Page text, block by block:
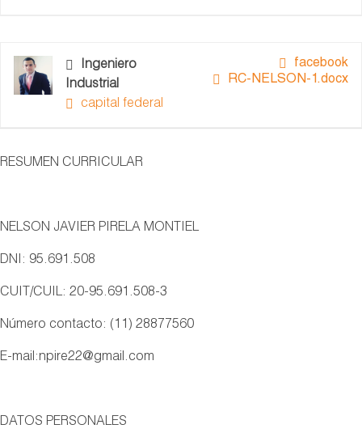
facebook
RC-NELSON-1.docx
Ingeniero
Industrial
capital federal
RESUMEN CURRICULAR
NELSON JAVIER PIRELA MONTIEL
DNI: 95.691.508
CUIT/CUIL: 20-95.691.508-3
Número contacto: (11) 28877560
E-mail:npire22@gmail.com
DATOS PERSONALES